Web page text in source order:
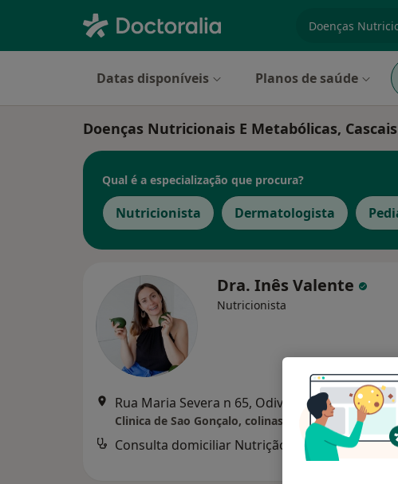
especialidade,
Datas disponíveis Planos de saúde
Doenças Nutricionais E Metabólicas, Cascais
Qual é a especialização que procura?
Nutricionista Dermatologista
Dra. Inês Valente
Nutricionista
Rua Maria Severa n 65, Odivelas• Mapa
Clinica de Sao Gonçalo, colinas do cruzeiro
Consulta domiciliar Nutrição